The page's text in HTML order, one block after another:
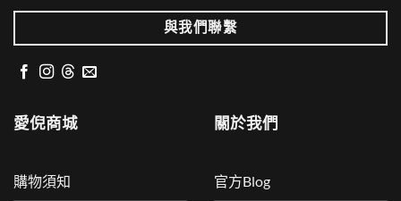
與我們聯繫
愛倪商城
購物須知
關於我們
官方Blog